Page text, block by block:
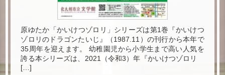
原ゆたか「かいけつゾロリ」シリーズは第1巻『かいけつ
ゾロリのドラゴンたいじ』（1987.11）の刊行から本年で
35周年を迎えます。 幼稚園児から小学生まで高い人気を
誇る本シリーズは、2021（令和3）年『かいけつゾロリ
[…]